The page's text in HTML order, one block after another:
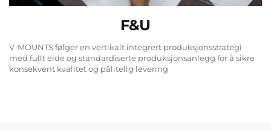
F&U
V-MOUNTS følger en vertikalt integrert produksjonsstrategi
med fullt eide og standardiserte produksjonsanlegg for å sikre
konsekvent kvalitet og pålitelig levering